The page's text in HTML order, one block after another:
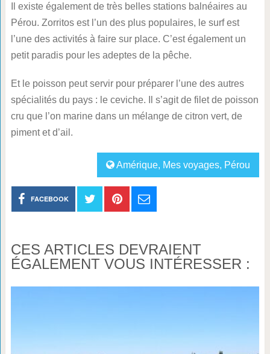
Il existe également de très belles stations balnéaires au
Pérou. Zorritos est l’un des plus populaires, le surf est
l’une des activités à faire sur place. C’est également un
petit paradis pour les adeptes de la pêche.
Et le poisson peut servir pour préparer l’une des autres
spécialités du pays : le ceviche. Il s’agit de filet de poisson
cru que l’on marine dans un mélange de citron vert, de
piment et d’ail.
Amérique, Mes voyages, Pérou
FACEBOOK
CES ARTICLES DEVRAIENT
ÉGALEMENT VOUS INTÉRESSER :